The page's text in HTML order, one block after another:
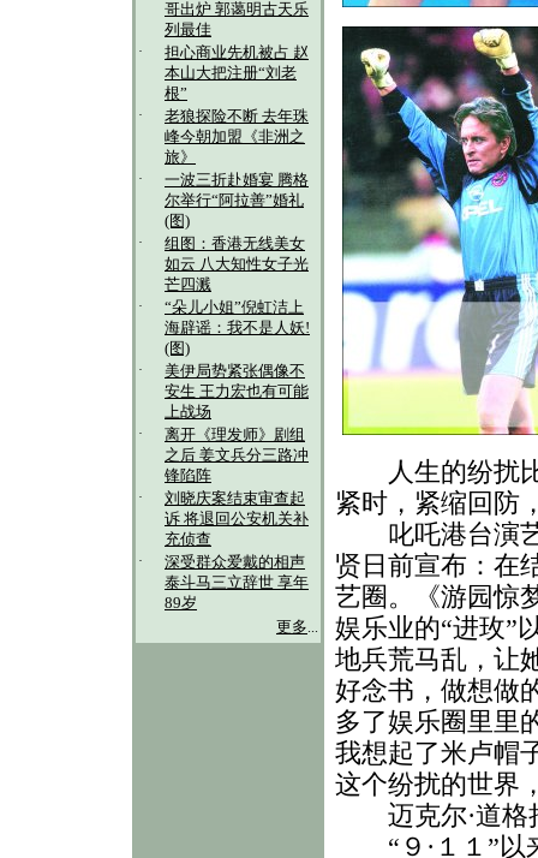
哥出炉 郭蔼明古天乐
列最佳
·
担心商业先机被占 赵
本山大把注册“刘老
根”
·
老狼探险不断 去年珠
峰今朝加盟《非洲之
旅》
·
一波三折赴婚宴 腾格
尔举行“阿拉善”婚礼
(图)
·
组图：香港无线美女
如云 八大知性女子光
芒四溅
·
“朵儿小姐”倪虹洁上
海辟谣：我不是人妖!
(图)
·
美伊局势紧张偶像不
安生 王力宏也有可能
上战场
·
离开《理发师》剧组
之后 姜文兵分三路冲
锋陷阵
·
刘晓庆案结束审查起
诉 将退回公安机关补
充侦查
·
深受群众爱戴的相声
泰斗马三立辞世 享年
89岁
更多...
人生的纷扰比
紧时，紧缩回防
叱吒港台演艺
贤日前宣布：在
艺圈。《游园惊
娱乐业的“进玫”
地兵荒马乱，让
好念书，做想做
多了娱乐圈里里
我想起了米卢帽
这个纷扰的世界
迈克尔·道格
“９·１１”以